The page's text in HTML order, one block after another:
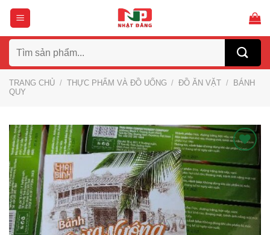
Bỏ
nội
dung
kiếm:
TRANG CHỦ / THỰC PHẨM VÀ ĐỒ UỐNG / ĐỒ ĂN VẶT /
BÁNH
QUY
Thích